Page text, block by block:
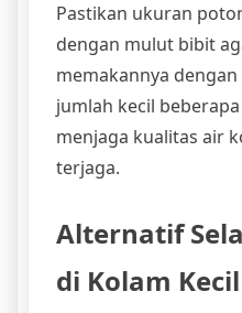
Pastikan ukuran
dengan mulut bibit
memakannya
jumlah kecil
menjaga kualitas air
terjaga.
Alternatif
di Kolam Kecil